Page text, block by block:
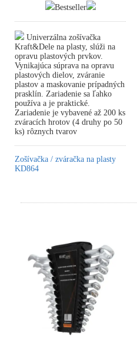
Bestseller
Univerzálna zošívačka
Kraft&Dele na plasty, slúži na
opravu plastových prvkov.
Vynikajúca súprava na opravu
plastových dielov, zváranie
plastov a maskovanie prípadných
prasklín. Zariadenie sa ľahko
používa a je praktické.
Zariadenie je vybavené až 200 ks
zváracích hrotov (4 druhy po 50
ks) rôznych tvarov
Zošívačka / zváračka na plasty
KD864